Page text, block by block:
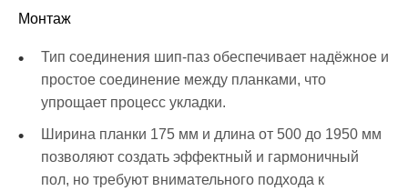
Монтаж
Тип соединения шип-паз обеспечивает надёжное и
простое соединение между планками, что
упрощает процесс укладки.
Ширина планки 175 мм и длина от 500 до 1950 мм
позволяют создать эффектный и гармоничный
пол, но требуют внимательного подхода к